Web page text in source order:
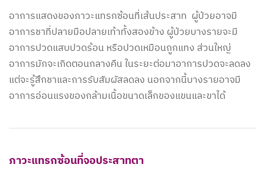
อาการแสดงของภาวะแทรกซ้อนที่เส้นประสาท ผู้ป่วยอาจมี
อาการชาที่ปลายมือปลายเท้าทั้งสองข้าง ผู้ป่วยบางรายจะมี
อาการปวดแสบปวดร้อน หรือปวดเหมือนถูกแทง ส่วนใหญ่
อาการมักจะเกิดตอนกลางคืน ในระยะต่อมาอาการปวดจะลดลง
แต่จะรู้สึกชาและการรับสัมผัสลดลง นอกจากนี้บางรายอาจมี
อาการอ่อนแรงของกล้ามเนื้อขนาดเล็กของแขนและขาได้
ภาวะแทรกซ้อนที่จอประสาทตา